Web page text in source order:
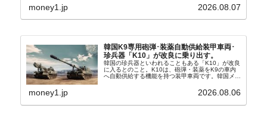
バンクにして不良債権の買い取りを行い、分割償還
money1.jp 2026.08.07
韓国K9専用砲弾･装薬自動供給装甲車両･
珍兵器「K10」が改良に乗り出す。
韓国の珍兵器といわれることもある「K10」が改良
に入るとのこと。K10は、砲弾・装薬をK9の車内
へ自動供給する機能を持つ装甲車両です。韓国メデ
から以下に一部を引きます。2005年に初めて...
money1.jp 2026.08.06